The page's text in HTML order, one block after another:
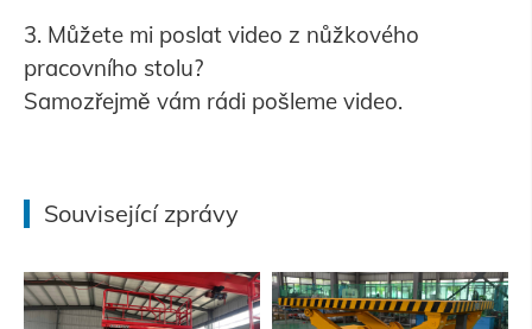
3. Můžete mi poslat video z nůžkového
pracovního stolu?
Samozřejmě vám rádi pošleme video.
Související zprávy